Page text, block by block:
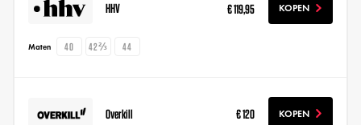
HHV € 119,95 KOPEN
Maten 40 42⅔ 44
Overkill € 120 KOPEN